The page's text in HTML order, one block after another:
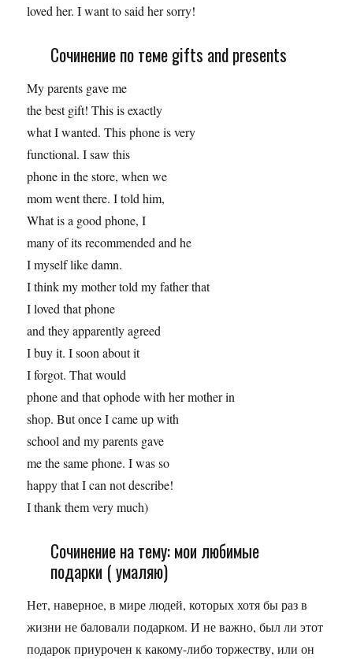
loved her. I want to said her sorry!
Сочинение по теме gifts and presents
My parents gave me
the best gift! This is exactly
what I wanted. This phone is very
functional. I saw this
phone in the store, when we
mom went there. I told him,
What is a good phone, I
many of its recommended and he
I myself like damn.
I think my mother told my father that
I loved that phone
and they apparently agreed
I buy it. I soon about it
I forgot. That would
phone and that ophode with her mother in
shop. But once I came up with
school and my parents gave
me the same phone. I was so
happy that I can not describe!
I thank them very much)
Сочинение на тему: мои любимые
подарки ( умаляю)
Нет, наверное, в мире людей, которых хотя бы раз в
жизни не баловали подарком. И не важно, был ли этот
подарок приурочен к какому-либо торжеству, или он